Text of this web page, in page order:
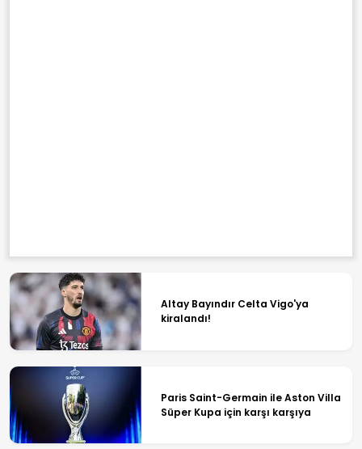
Altay Bayındır Celta Vigo'ya
kiralandı!
Paris Saint-Germain ile Aston Villa
Süper Kupa için karşı karşıya